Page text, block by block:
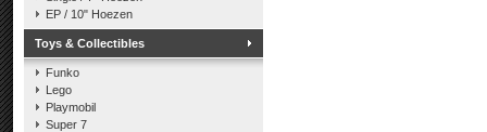
EP / 10" Hoezen
Toys & Collectibles
Funko
Lego
Playmobil
Super 7